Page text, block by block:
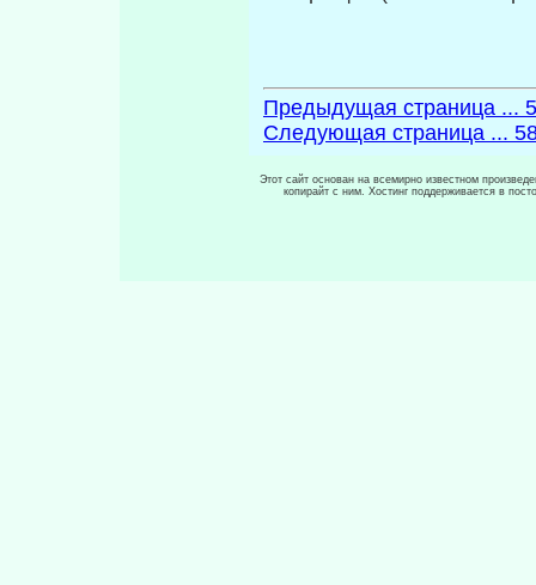
Предыдущая страница ...
Следующая страница ...
Этот сайт основан на всемирно известном
копирайт с ним. Хостинг поддерживается в